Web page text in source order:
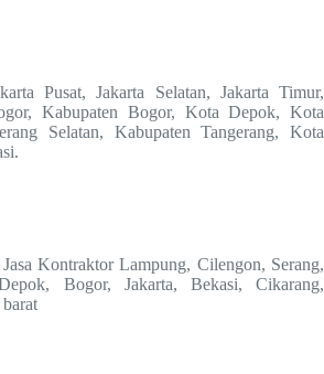
Pusat, Jakarta Selatan, Jakarta Timur,
Kabupaten Bogor, Kota Depok, Kota
Selatan, Kabupaten Tangerang, Kota
Kontraktor Lampung, Cilengon, Serang,
Bogor, Jakarta, Bekasi, Cikarang,